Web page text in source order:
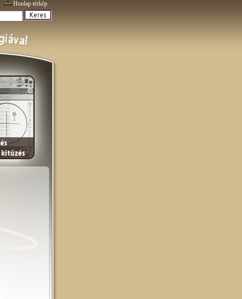
Honlap térkép